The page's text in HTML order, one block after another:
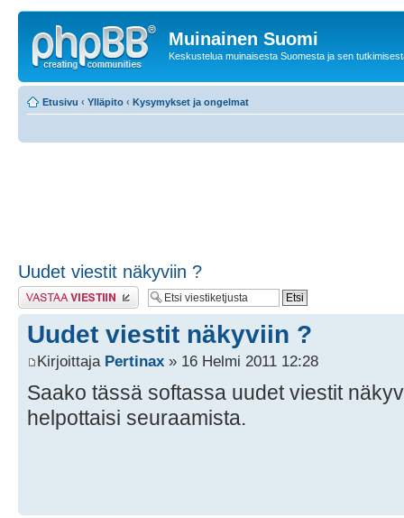
Muinainen Suomi
Keskustelua muinaisesta Suomesta ja sen
Etusivu ‹ Ylläpito ‹ Kysymykset ja ongelmat
Uudet viestit näkyviin ?
Lähetä vastaus
Uudet viestit näkyviin ?
Kirjoittaja Pertinax » 16 Helmi 2011 12:28
Saako tässä softassa uudet viestit
helpottaisi seuraamista.